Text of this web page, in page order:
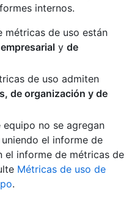
internos.
métricas de uso están
empresarial y de
de uso admiten
de organización y de
no se agregan
el informe de
el informe de métricas de
Métricas de uso de
.